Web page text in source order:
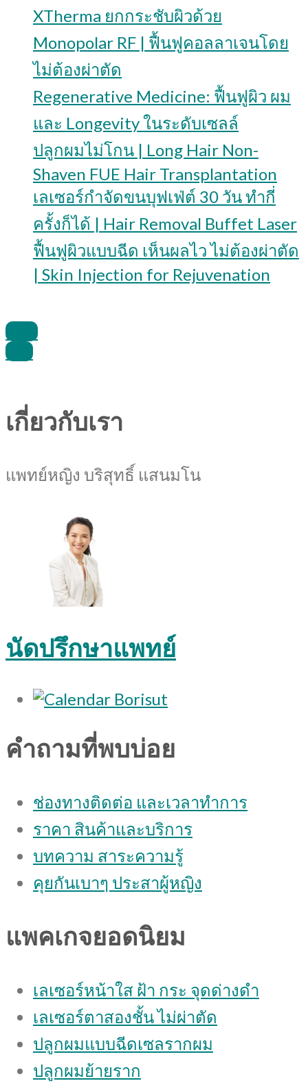
XTherma ยกกระชับผิวด้วย
Monopolar RF | ฟื้นฟูคอลลาเจนโดย
ไม่ต้องผ่าตัด
Regenerative Medicine: ฟื้นฟูผิว ผม
และ Longevity ในระดับเซลล์
ปลูกผมไม่โกน | Long Hair Non-
Shaven FUE Hair Transplantation
เลเซอร์กำจัดขนบุฟเฟ่ต์ 30 วัน ทำกี่
ครั้งก็ได้ | Hair Removal Buffet Laser
ฟื้นฟูผิวแบบฉีด เห็นผลไว ไม่ต้องผ่าตัด
| Skin Injection for Rejuvenation
Line
Call
เกี่ยวกับเรา
แพทย์หญิง บริสุทธิ์ แสนมโน
นัดปรึกษาแพทย์
คำถามที่พบบ่อย
ช่องทางติดต่อ และเวลาทำการ
ราคา สินค้าและบริการ
บทความ สาระความรู้
คุยกันเบาๆ ประสาผู้หญิง
แพคเกจยอดนิยม
เลเซอร์หน้าใส ฝ้า กระ จุดด่างดํา
เลเซอร์ตาสองชั้น ไม่ผ่าตัด
ปลูกผมแบบฉีดเซลรากผม
ปลูกผมย้ายราก